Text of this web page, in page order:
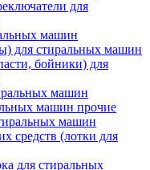
для
машин
для стиральных машин
бойники) для
машин
машин прочие
машин
средств (лотки для
для стиральных